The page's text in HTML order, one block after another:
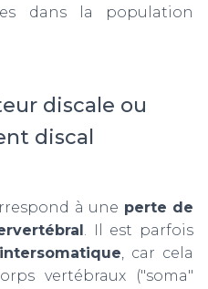
dans la population
discale ou
discal
à une perte de
. Il est parfois
, car cela
vertébraux ("soma"